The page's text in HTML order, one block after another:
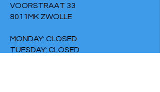
VOORSTRAAT 33
8011MK ZWOLLE
MONDAY: CLOSED
TUESDAY: CLOSED